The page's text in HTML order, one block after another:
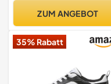
ZUM ANGEBOT
35% Rabatt